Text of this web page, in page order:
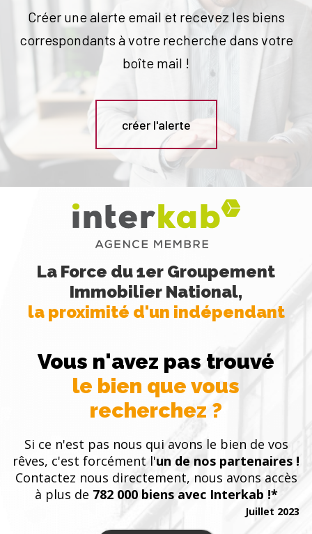
Créer une alerte email et recevez les biens
correspondants à votre recherche dans votre
boîte mail !
créer l'alerte
La Force du 1er Groupement
Immobilier National,
la proximité d'un indépendant
Vous n'avez pas trouvé
le bien que vous
recherchez ?
Si ce n'est pas nous qui avons le bien de vos
rêves, c'est forcément l'un de nos partenaires !
Contactez nous directement, nous avons accès
à plus de 782 000 biens avec Interkab !*
Juillet 2023